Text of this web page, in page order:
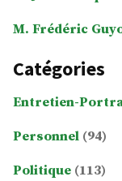
M. Frédéric
Catégories
Entretien-
Personnel (94)
Politique (113)